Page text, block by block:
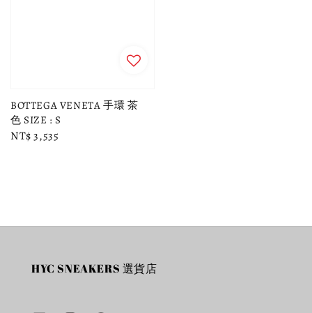
BOTTEGA VENETA 手環 茶
色 SIZE : S
Regular
NT$ 3,535
HYC SNEAKERS 選貨店